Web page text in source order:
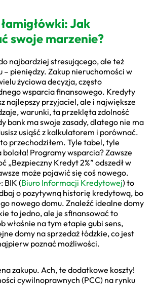
Jak
swoje marzenie?
najbardziej stresującego, ale też
– pieniędzy. Zakup nieruchomości w
życiowa decyzja, często
wsparcia finansowego. Kredyty
najlepszy przyjaciel, ale i największe
warunki, ta przeklęta zdolność
bank ma swoje zasady, dlatego nie ma
usiąść z kalkulatorem i porównać.
przechodziłem. Tyle tabel, tyle
bolała! Programy wsparcia? Zawsze
„Bezpieczny Kredyt 2%” odszedł w
może pojawić się coś nowego.
BIK (Biuro Informacji Kredytowej) to
o pozytywną historię kredytową, bo
nowego domu. Znaleźć idealne domy
to jedno, ale je sfinansować to
właśnie na tym etapie gubi sens,
domy na sprzedaż łódzkie, co jest
poznać możliwości.
zakupu. Ach, te dodatkowe koszty!
cywilnoprawnych (PCC) na rynku